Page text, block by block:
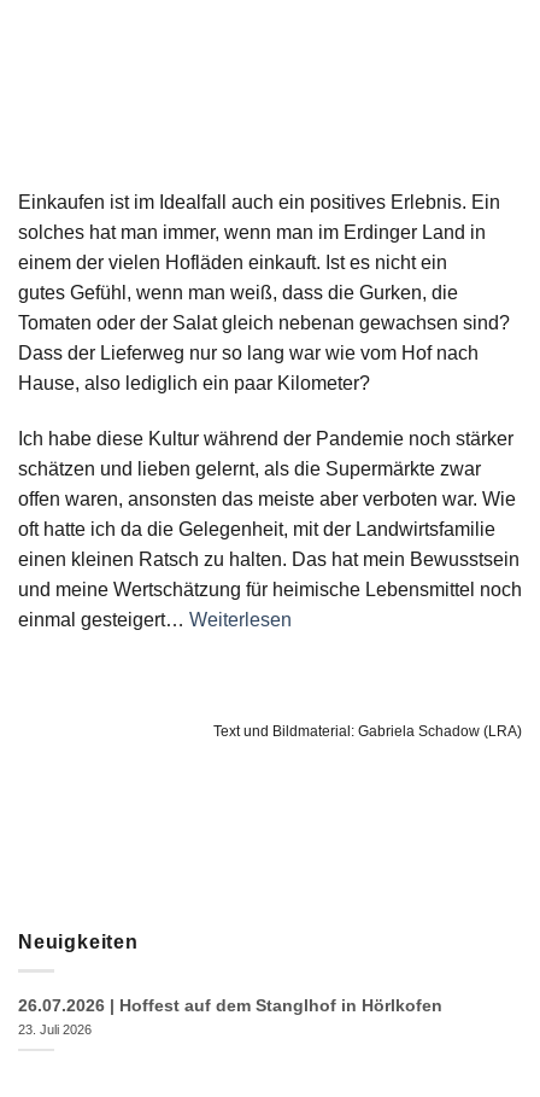
Neuigkeiten
26.07.2026 | Hoffest auf dem Stanglhof in Hörlkofen
23. Juli 2026
Einkaufen ist im Idealfall auch ein positives Erlebnis. Ein
solches hat man immer, wenn man im Erdinger Land in
einem der vielen Hofläden einkauft. Ist es nicht ein
gutes Gefühl, wenn man weiß, dass die Gurken, die
Tomaten oder der Salat gleich nebenan gewachsen sind?
Dass der Lieferweg nur so lang war wie vom Hof nach
Hause, also lediglich ein paar Kilometer?
Ich habe diese Kultur während der Pandemie noch stärker
schätzen und lieben ge lernt, als die Supermärkte zwar
offen waren, ansonsten das meiste aber verboten war. Wie
oft hatte ich da die Gelegenheit, mitder Landwirtsfamilie
einen kleinen Ratsch zu halten. Das hat mein Bewusstsein
und meine Wertschätzung für heimische Lebensmittel noch
einmal gesteigert… Weiterlesen
Text und Bildmaterial: Gabriela Schadow (LRA)